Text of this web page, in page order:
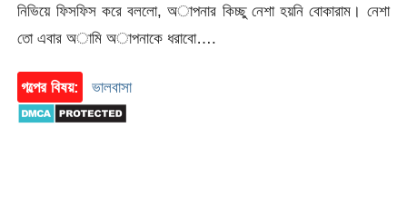
নিভিয়ে ফিসফিস করে বললো, অাপনার কিচ্ছু নেশা হয়নি বোকারাম। নেশা
তো এবার অামি অাপনাকে ধরাবো….
গল্পের বিষয়: ভালবাসা